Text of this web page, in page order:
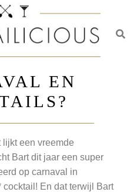
EN
een vreemde
Bart dit jaar een super
op carnaval in
En dat terwijl Bart